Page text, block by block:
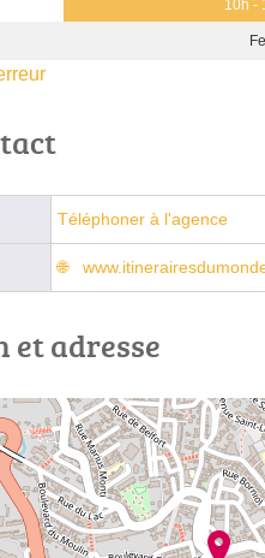
10h -
Téléphoner à l'agence
et adresse